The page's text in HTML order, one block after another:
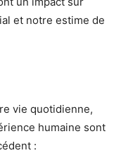
et notre estime de
vie quotidienne,
humaine sont
: